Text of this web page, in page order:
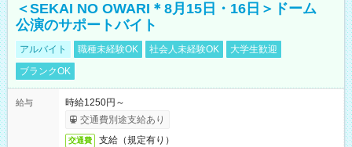
＜SEKAI NO OWARI＊8月15日・16日＞ドーム
公演のサポートバイト
アルバイト 職種未経験OK 社会人未経験OK
大学生歓迎
ブランクOK
給与
時給1250円～
交通費別途支給あり
交通費 支給（規定有り）